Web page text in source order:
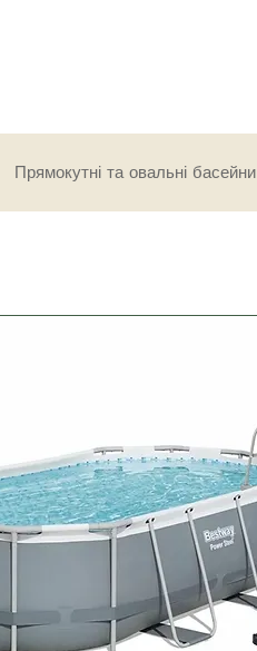
Прямокутні та овальні басейни